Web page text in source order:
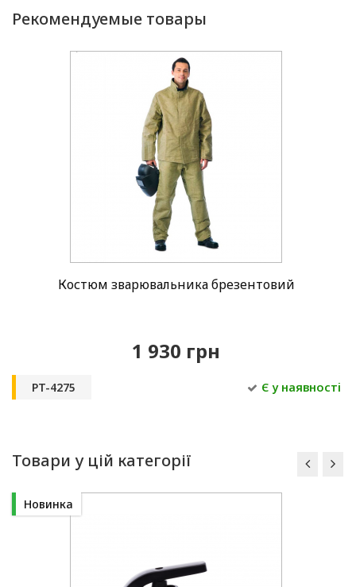
Рекомендуемые товары
Костюм зварювальника брезентовий
1 930 грн
Є у наявності
PT-4275
Товари у цій категорії
Новинка